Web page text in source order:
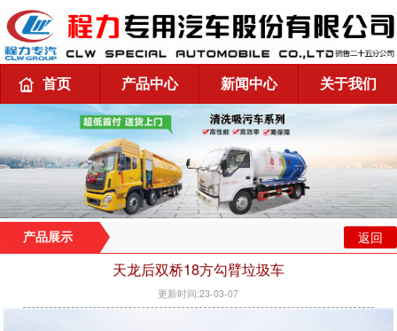
首页 产品中心 新闻中心 关于我们
产品展示 返回
天龙后双桥18方勾臂垃圾车
更新时间:23-03-07